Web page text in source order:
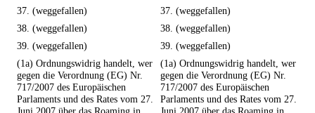
37. (weggefallen)
37. (weggefallen)
38. (weggefallen)
38. (weggefallen)
39. (weggefallen)
39. (weggefallen)
(1a) Ordnungswidrig handelt, wer
gegen die Verordnung (EG) Nr.
717/2007 des Europäischen
Parlaments und des Rates vom 27.
(1a) Ordnungswidrig handelt, wer
gegen die Verordnung (EG) Nr.
717/2007 des Europäischen
Parlaments und des Rates vom 27.